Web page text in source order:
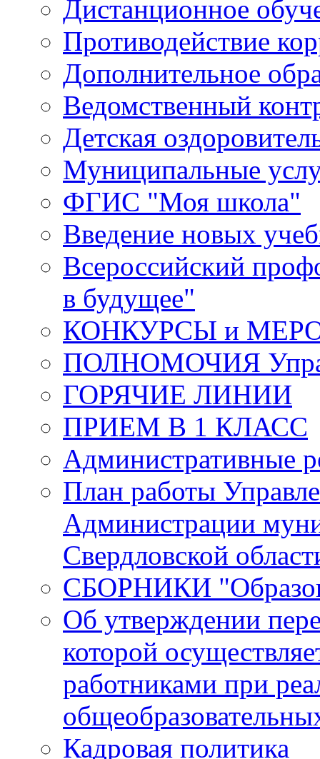
Дистанционное
Противодействие
Дополнительное
Ведомственный
Детская
Муниципальные
ФГИС "Моя школа"
Введение новых
Всероссийский
в будущее"
КОНКУРСЫ и
ПОЛНОМОЧИЯ
ГОРЯЧИЕ ЛИНИИ
ПРИЕМ В 1 КЛАСС
Административные
План работы
Администрации
Свердловской
СБОРНИКИ
Об утверждении
которой
работниками при
Кадровая политика